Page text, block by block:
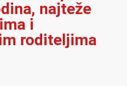
najteže
i
roditeljima